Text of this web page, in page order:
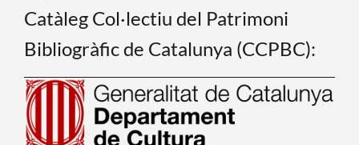
Catàleg Col·lectiu del Patrimoni
Bibliogràfic de Catalunya (CCPBC):